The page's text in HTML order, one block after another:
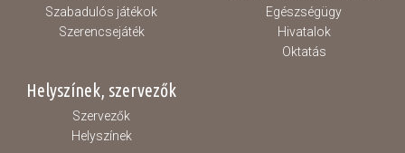
Szabadulós játékok
Szerencsejáték
Egészségügy
Hivatalok
Oktatás
Helyszínek, szervezők
Szervezők
Helyszínek